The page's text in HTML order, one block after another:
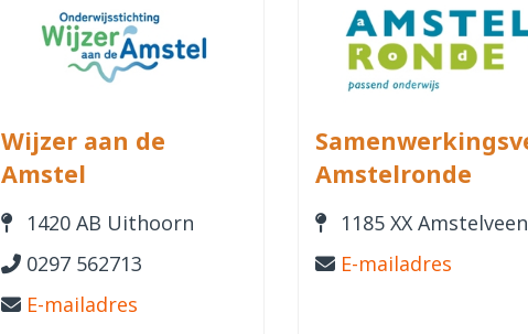
Wijzer aan de
Amstel
1420 AB Uithoorn
0297 562713
E-mailadres
Amstelronde
1185 XX Amstelveen
E-mailadres